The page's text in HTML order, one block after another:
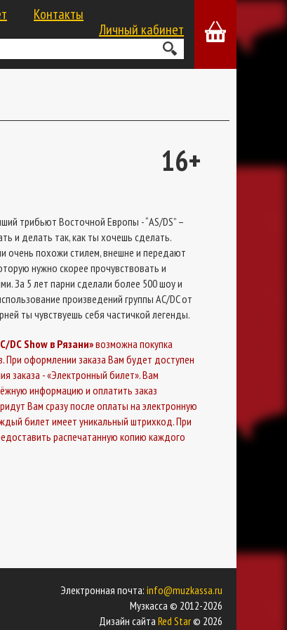
Контакты
Личный кабинет
16+
трибьют Восточной Европы - “AS/DS” –
и делать так, как ты хочешь сделать.
очень похожи стилем, внешне и передают
нужно скорее прочувствовать и
За 5 лет парни сделали более 500 шоу и
произведений группы AC/DC от
ты чувствуешь себя частичкой легенды.
DС Show в Рязани»возможна покупка
При оформлении заказа Вам будет доступен
заказа - «Электронный билет». Вам
информацию и оплатить заказ
Вам сразу после оплаты на электронную
билет имеет уникальный штрихкод. При
распечатанную копию каждого
Электронная почта: info@muzkassa.ru
Музкасса © 2012-2026
Дизайн сайта Red Star© 2026